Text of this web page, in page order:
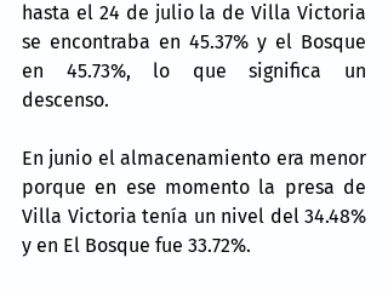
hasta el 24 de julio la de Villa Victoria
se encontraba en 45.37% y el Bosque
en 45.73%, lo que significa un
descenso.
En junio el almacenamiento era menor
porque en ese momento la presa de
Villa Victoria tenía un nivel del 34.48%
y en El Bosque fue 33.72%.